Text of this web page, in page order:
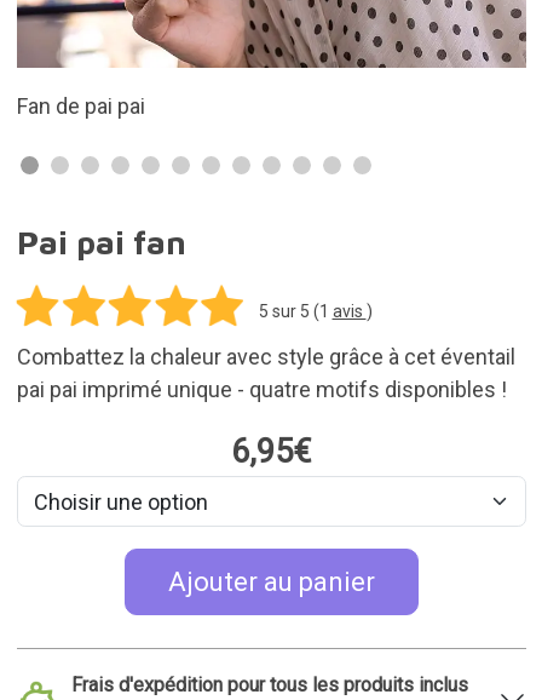
Un design original et beau
Pai pai fan
5 sur 5 (1 avis )
Combattez la chaleur avec style grâce à cet éventail
pai pai imprimé unique - quatre motifs disponibles !
6,95€
Ajouter au panier
Frais d'expédition pour tous les produits inclus